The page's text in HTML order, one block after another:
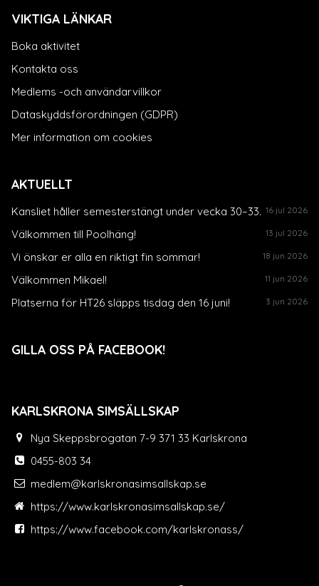
VIKTIGA LÄNKAR
Boka aktivitet
Kontakta oss
Medlems -och användarvillkor
Dataskyddsförordningen (GDPR)
Mer information om cookies
AKTUELLT
Kansliet håller semesterstängt under vecka 30–33. 16 jul 2026
Välkommen till Poolhäng! 13 jul 2026
Vi önskar er alla en riktigt fin sommar! 18 jun 2026
Välkommen Mikael! 11 jun 2026
Platserna för HT26 släpps tisdag den 16 juni! 3 jun 2026
GILLA OSS PÅ FACEBOOK!
KARLSKRONA SIMSÄLLSKAP
Nya Skeppsbrogatan 7-9 371 33 Karlskrona
0455-803 34
medlem@karlskronasimsallskap.se
https://www.karlskronasimsallskap.se/
https://www.facebook.com/karlskronass/